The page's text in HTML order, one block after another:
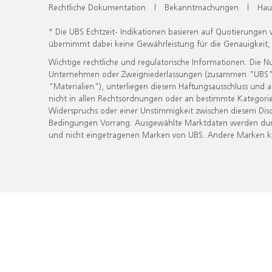
Rechtliche Dokumentation | Bekanntmachungen |
* Die UBS Echtzeit- Indikationen basieren auf
übernimmt dabei keine Gewährleistung für die
Wichtige rechtliche und regulatorische Informationen. Die
Unternehmen oder Zweigniederlassungen (zusammen
"Materialien"), unterliegen diesem Haftungsausschluss
nicht in allen Rechtsordnungen oder an bestimmte
Widerspruchs oder einer Unstimmigkeit zwischen diesem
Bedingungen Vorrang. Ausgewählte Marktdaten werden
und nicht eingetragenen Marken von UBS. Andere Marken